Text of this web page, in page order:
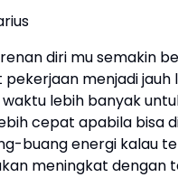
diri mu semakin
menjadi jauh
waktu lebih banyak
cepat apabila bisa
buang energi kalau
meningkat dengan